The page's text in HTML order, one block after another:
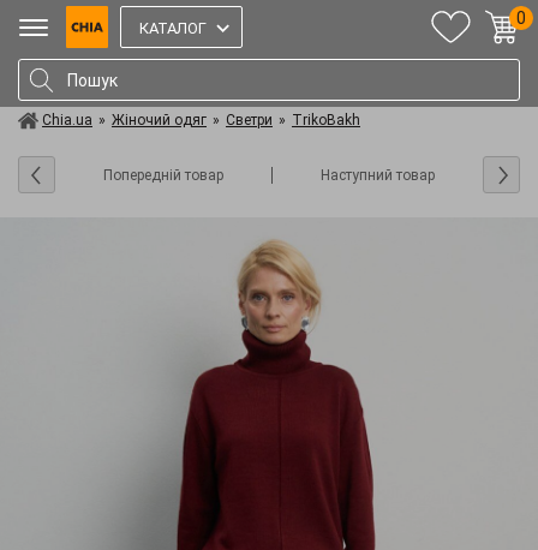
КАТАЛОГ
0
Chia.ua » Жіночий одяг » Светри » TrikoBakh
Попередній товар Наступний товар